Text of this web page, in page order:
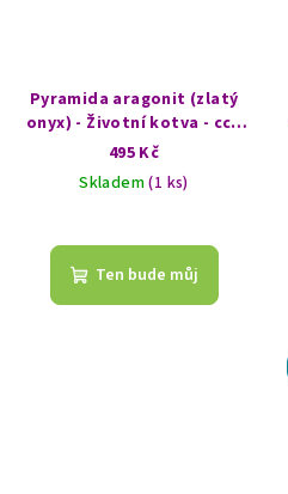
Pyramida aragonit (zlatý
onyx) - Životní kotva - cca
7,5 cm - Jasnost
495 Kč
Skladem(1 ks)
Ten bude můj